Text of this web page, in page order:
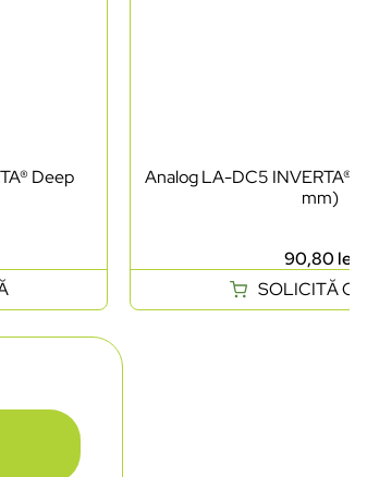
Deep
Analog LA-DC5 INVERTA®
mm)
90,80 lei
SOLICITĂ